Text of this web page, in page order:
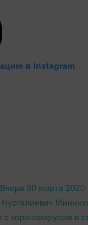
в Instagram
30 марта 2020
Нургалиевич
с коронавирусом в